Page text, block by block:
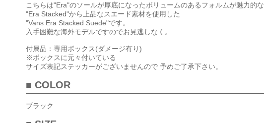
こちらは"Era"のソールが厚底になったボリュームのあるフォルムが魅力的な
"Era Stacked"から上品なスエード素材を使用した
"Vans Era Stacked Suede"です。
入手困難な海外モデルですのでお見逃しなく。
付属品：専用ボックス(ダメージ有り)
※ボックスに元々付いている
サイズ表記ステッカーがございませんので 予めご了承下さい。
■ COLOR
ブラック